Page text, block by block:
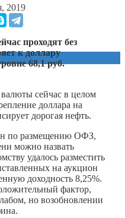
2019
проходят без
к доллару
68,1 руб.
сейчас в целом
доллара на
дорогая нефть.
по размещению ОФЗ,
можно назвать
удалось разместить
на аукцион
доходность 8,25%.
фактор,
но возобновлении